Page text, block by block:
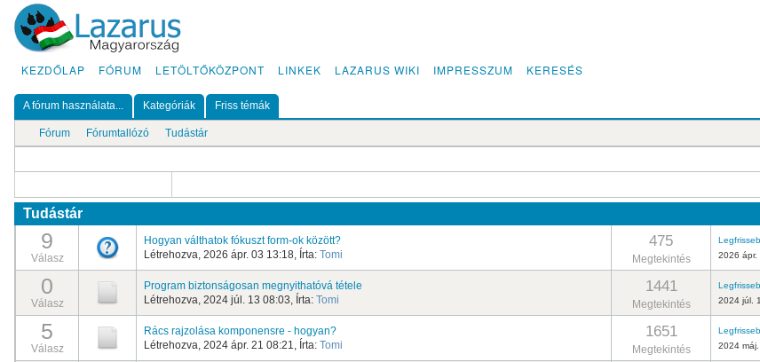
KEZDŐLAP FÓRUM LETÖLTŐKÖZPONT LINKEK LAZARUS WIKI IMPRESSZUM KERESÉS
A fórum használata... Kategóriák Friss témák
Fórum Fórumtallózó Tudástár
Tudástár
9
Válasz
Hogyan válthatok fókuszt form-ok között?
Létrehozva, 2026 ápr. 03 13:18, Írta: Tomi
475
Megtekintés
2026 ápr.
0
Válasz
Program biztonságosan megnyithatóvá tétele
Létrehozva, 2024 júl. 13 08:03, Írta: Tomi
1441
Megtekintés
2024 júl.
5
Válasz
Rács rajzolása komponensre - hogyan?
Létrehozva, 2024 ápr. 21 08:21, Írta: Tomi
1651
Megtekintés
2024